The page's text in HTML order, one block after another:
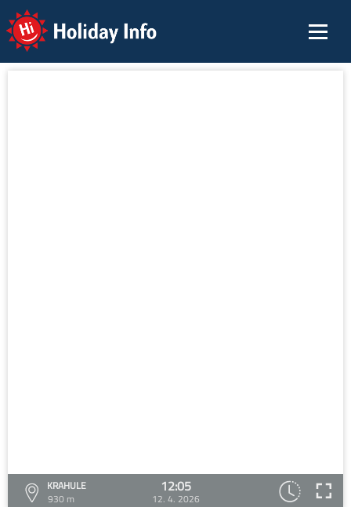
Holiday Info
KRAHULE
930 m
12:05
12. 4. 2026